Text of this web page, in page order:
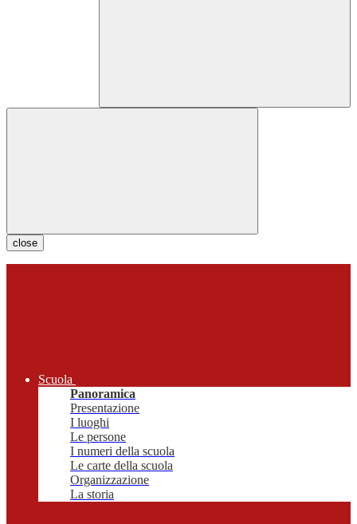
close
Scuola
Panoramica
Presentazione
I luoghi
Le persone
I numeri della scuola
Le carte della scuola
Organizzazione
La storia